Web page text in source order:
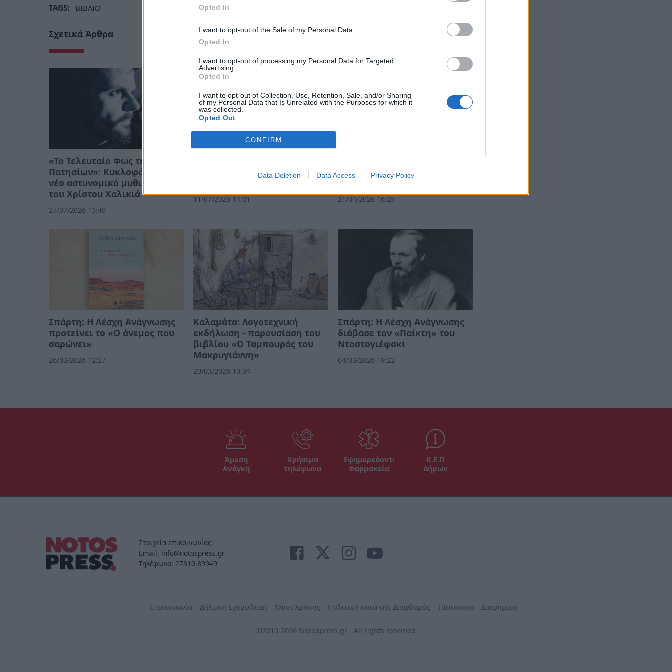
Opted In
I want to opt-out of the Sale of my Personal Data.
Opted In
I want to opt-out of processing my Personal Data for Targeted
Advertising.
Opted In
I want to opt-out of Collection, Use, Retention, Sale, and/or Sharing
of my Personal Data that Is Unrelated with the Purposes for which it
was collected.
Opted Out
CONFIRM
Data Deletion Data Access Privacy Policy
TAGS: ΒΙΒΛΙΟ
Σχετικά Άρθρα
«Το Τελευταίο Φως της
Πατησίων»: Κυκλοφόρησε το
νέο αστυνομικό μυθιστόρημα
του Χρίστου Χαλικιά
27/07/2026 13:40
τις μάχες του Δημοκρατικού
11/07/2026 14:01
προτείνει το "Επί σκοπώ
πλουτισμού"
21/04/2026 16:25
Σπάρτη: Η Λέσχη Ανάγνωσης
προτείνει το «Ο άνεμος που
σαρώνει»
26/03/2026 12:27
Καλαμάτα: Λογοτεχνική
εκδήλωση - παρουσίαση του
βιβλίου «Ο Ταμπουράς του
Μακρυγιάννη»
20/03/2026 10:34
Σπάρτη: Η Λέσχη Ανάγνωσης
διάβασε τον «Παίκτη» του
Ντοστογιέφσκι
04/03/2026 19:22
Άμεση
Ανάγκη
Χρήσιμα
τηλέφωνα
Εφημερεύοντα
Φαρμακεία
Κ.Ε.Π
Δήμων
Στοιχεία επικοινωνίας:
Email. info@notospress.gr
Τηλέφωνο: 27310.89949
Επικοινωνία Δήλωση Εχεμύθειας Όροι Χρήσης Πολιτική κατά της Διαφθοράς Ταυτότητα Διαφήμιση
©2010-2026 Notospress.gr - All rights reserved